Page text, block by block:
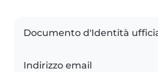
Documento d'Identità
Indirizzo email